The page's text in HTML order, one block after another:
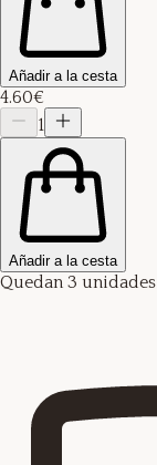
Añadir a la cesta
4.60€
1
Añadir a la cesta
Quedan 3 unidades